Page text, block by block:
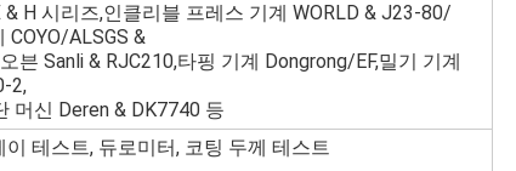
H 시리즈,인클리블 프레스 기계 WORLD & J23-80/
ALSGS &
븐 Sanli & RJC210,타핑 기계 Dongrong/EF,밀기 기계
2,
머신 Deren & DK7740 등
테스트, 듀로미터, 코팅 두께 테스트